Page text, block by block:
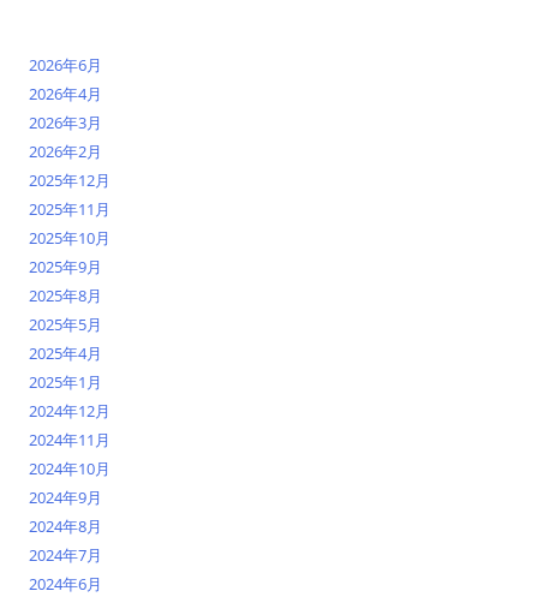
2026年6月
2026年4月
2026年3月
2026年2月
2025年12月
2025年11月
2025年10月
2025年9月
2025年8月
2025年5月
2025年4月
2025年1月
2024年12月
2024年11月
2024年10月
2024年9月
2024年8月
2024年7月
2024年6月